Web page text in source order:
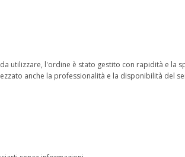
utilizzare, l'ordine è stato gestito con rapidità e
anche la professionalità e la disponibilità del